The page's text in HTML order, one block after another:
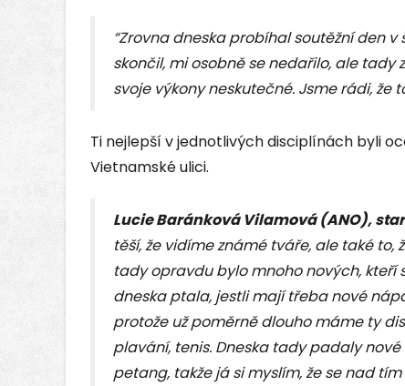
“Zrovna dneska probíhal soutěžní den
skončil, mi osobně se nedařilo, ale
svoje výkony neskutečné. Jsme rádi, že
Ti nejlepší v jednotlivých disciplínách byli
Vietnamské ulici.
Lucie Baránková Vilamová (ANO),
těší, že vidíme známé tváře, ale také to,
tady opravdu bylo mnoho nových, kteří
dneska ptala, jestli mají třeba nové
protože už poměrně dlouho máme ty
plavání, tenis. Dneska tady padaly
petang, takže já si myslím, že se nad